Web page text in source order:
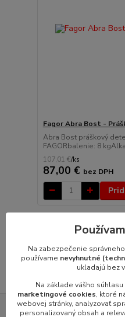
Fagor Abra Bost -
Abra Bost práškový
FAGORbalenie: 8
107,01 €/ks
87,00 € bez DPH
Na zabezpečenie
používame nevyhnutné
ukladajú bez
Na základe vášho
marketingové cookies, ktoré
webovej stránky, analyzovať
personalizovaný obsah a